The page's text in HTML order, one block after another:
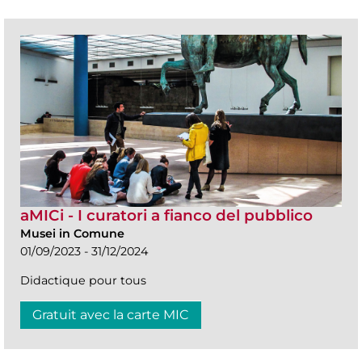
aMICi - I curatori a fianco del pubblico
Musei in Comune
01/09/2023 - 31/12/2024
Didactique pour tous
Gratuit avec la carte MIC